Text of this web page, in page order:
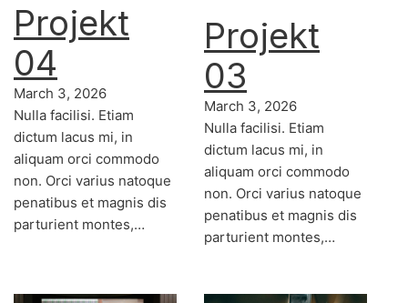
Projekt
04
March 3, 2026
Nulla facilisi. Etiam
dictum lacus mi, in
aliquam orci commodo
non. Orci varius natoque
penatibus et magnis dis
parturient montes,…
Projekt
03
March 3, 2026
Nulla facilisi. Etiam
dictum lacus mi, in
aliquam orci commodo
non. Orci varius natoque
penatibus et magnis dis
parturient montes,…